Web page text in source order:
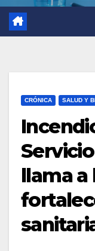
CRÓNICA SALUD Y
llama a